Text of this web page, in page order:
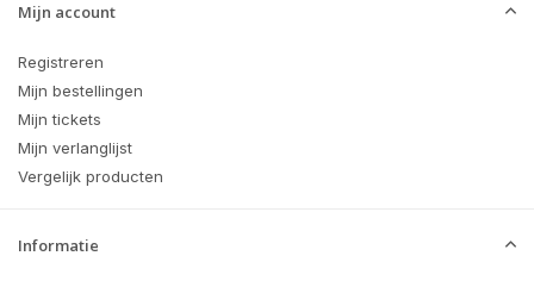
Mijn account
Registreren
Mijn bestellingen
Mijn tickets
Mijn verlanglijst
Vergelijk producten
Informatie